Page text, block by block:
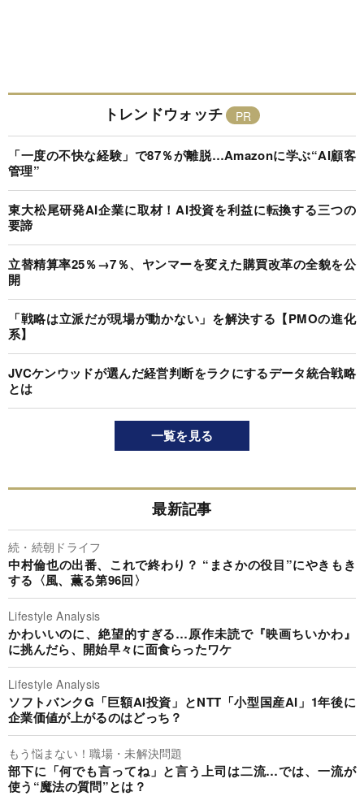
トレンドウォッチ
「一度の不快な経験」で87％が離脱…Amazonに学ぶ“AI顧客
管理”
東大松尾研発AI企業に取材！AI投資を利益に転換する三つの
要諦
立替精算率25％→7％、ヤンマーを変えた購買改革の全貌を公
開
「戦略は立派だが現場が動かない」を解決する【PMOの進化
系】
JVCケンウッドが選んだ経営判断をラクにするデータ統合戦略
とは
一覧を見る
最新記事
続・続朝ドライフ
中村倫也の出番、これで終わり？ “まさかの役目”にやきもき
する〈風、薫る第96回〉
Lifestyle Analysis
かわいいのに、絶望的すぎる…原作未読で『映画ちいかわ』
に挑んだら、開始早々に面食らったワケ
Lifestyle Analysis
ソフトバンクG「巨額AI投資」とNTT「小型国産AI」1年後に
企業価値が上がるのはどっち？
もう悩まない！職場・未解決問題
部下に「何でも言ってね」と言う上司は二流…では、一流が
使う“魔法の質問”とは？